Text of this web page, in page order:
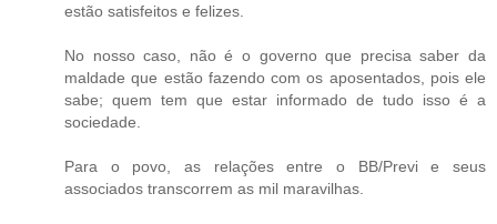
estão satisfeitos e felizes.
No nosso caso, não é o governo que precisa saber da
maldade que estão fazendo com os aposentados, pois ele
sabe; quem tem que estar informado de tudo isso é a
sociedade.
Para o povo, as relações entre o BB/Previ e seus
associados transcorrem as mil maravilhas.